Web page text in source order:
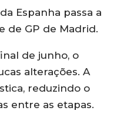
Espanha passa a
de GP de Madrid.
de junho, o
alterações. A
reduzindo o
entre as etapas.